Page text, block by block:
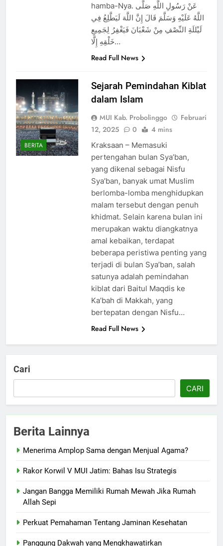
hamba-Nya. عَنْ رَسُولِ اللَّهِ صَلَّى
اللَّهُ عَلَيْهِ وَسَلَّمَ قَالَ إِنَّ اللَّهَ لَيَطَّلِعُ فِي
لَيْللَةِ النِّصْفِ مِنْ شَعْبَانَ فَيَغْفِرُ لِجَمِيعِ
خَلْقِهِ إِلَّا…
Read Full News
BERITA
Sejarah Pemindahan Kiblat
dalam Islam
MUI Kab. Probolinggo
Februari
12, 2025
0 4 mins
Kraksaan – Memasuki
pertengahan bulan Sya’ban,
yang dikenal sebagai Nisfu
Sya’ban, banyak umat Muslim
berlomba-lomba menghidupkan
malam tersebut dengan penuh
khidmat. Selain karena bulan ini
merupakan waktu diangkatnya
amal kebaikan, terdapat
beberapa peristiwa penting yang
terjadi di bulan Sya’ban, salah
satunya adalah pemindahan
kiblat dari Baitul Maqdis ke
Ka’bah di Makkah, yang
bertepatan dengan Nisfu…
Read Full News
Cari
CARI
Berita Lainnya
Menerima Amplop Sama dengan Menjual Agama?
Rakor Korwil V MUI Jatim: Bahas Isu Strategis
Jangan Bangga Memiliki Rumah Mewah Jika Rumah
Allah Sepi
Perkuat Pemahaman Tentang Jaminan Kesehatan
Panggung Dakwah yang Mengkhawatirkan